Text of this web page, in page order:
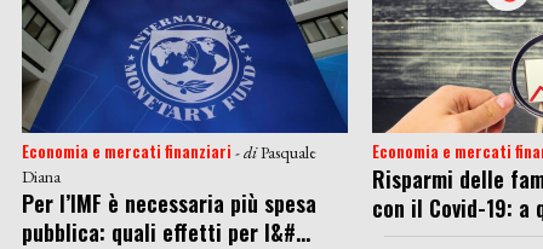
Economia e mercati finanziari - diPasquale
Diana
Per l’IMF è necessaria più spesa
pubblica: quali effetti per l&#...
Economia e mercati
Risparmi delle
con il Covid-19: a